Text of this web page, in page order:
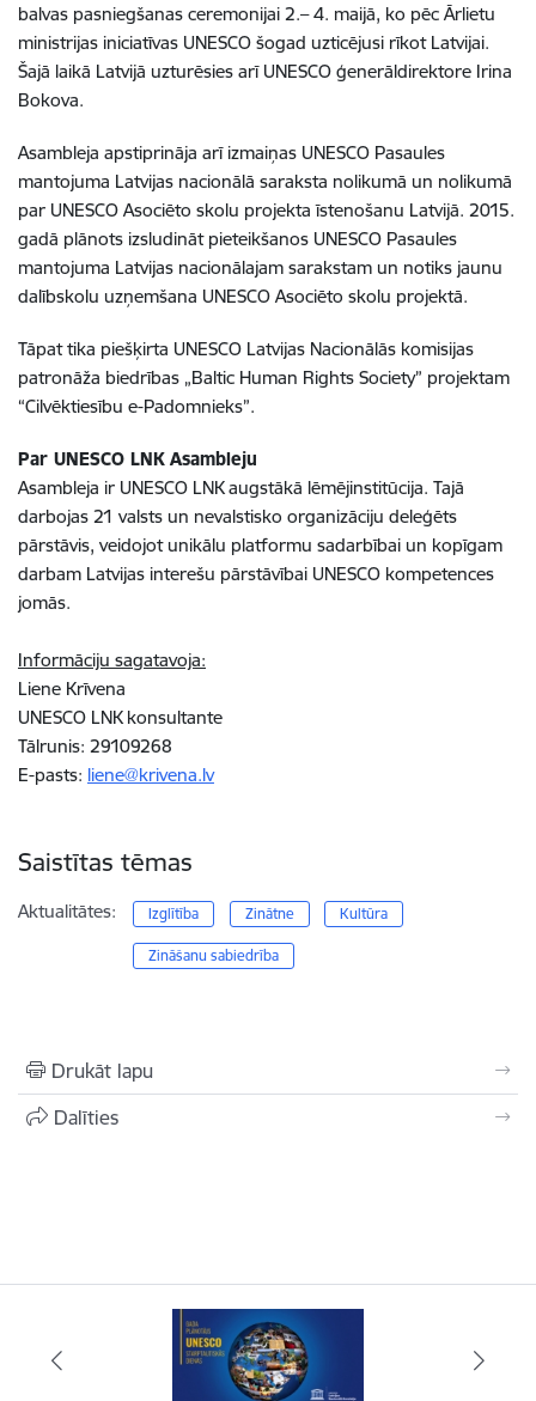
balvas pasniegšanas ceremonijai 2.– 4. maijā, ko pēc Ārlietu
ministrijas iniciatīvas UNESCO šogad uzticējusi rīkot Latvijai.
Šajā laikā Latvijā uzturēsies arī UNESCO ģenerāldirektore Irina
Bokova.
Asambleja apstiprināja arī izmaiņas UNESCO Pasaules
mantojuma Latvijas nacionālā saraksta nolikumā un nolikumā
par UNESCO Asociēto skolu projekta īstenošanu Latvijā. 2015.
gadā plānots izsludināt pieteikšanos UNESCO Pasaules
mantojuma Latvijas nacionālajam sarakstam un notiks jaunu
dalībskolu uzņemšana UNESCO Asociēto skolu projektā.
Tāpat tika piešķirta UNESCO Latvijas Nacionālās komisijas
patronāža biedrības „Baltic Human Rights Society” projektam
“Cilvēktiesību e-Padomnieks”.
Par UNESCO LNK Asambleju
Asambleja ir UNESCO LNK augstākā lēmējinstitūcija. Tajā
darbojas 21 valsts un nevalstisko organizāciju deleģēts
pārstāvis, veidojot unikālu platformu sadarbībai un kopīgam
darbam Latvijas interešu pārstāvībai UNESCO kompetences
jomās.
Informāciju sagatavoja:
Liene Krīvena
UNESCO LNK konsultante
Tālrunis: 29109268
E-pasts: liene@krivena.lv
Saistītas tēmas
Aktualitātes: Izglītība Zinātne Kultūra
Zināšanu sabiedrība
Drukāt lapu
Dalīties